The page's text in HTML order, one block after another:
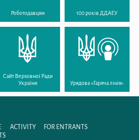
Роботодавцям 100 років ДДАЕУ
Сайт Верховної Ради
України
Урядова «Гаряча лінія»
ACTIVITY
FOR ENTRANTS